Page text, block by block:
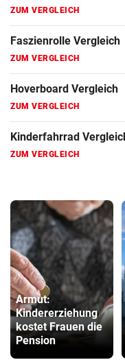
ZUM VERGLEICH
Faszienrolle Vergleich
ZUM VERGLEICH
Hoverboard Vergleich
ZUM VERGLEICH
Kinderfahrrad
ZUM VERGLEICH
Armut:
Kindererziehung
kostet Frauen die
Pension